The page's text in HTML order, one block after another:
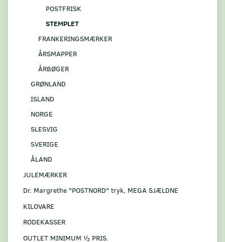
POSTFRISK
STEMPLET
FRANKERINGSMÆRKER
ÅRSMAPPER
ÅRBØGER
GRØNLAND
ISLAND
NORGE
SLESVIG
SVERIGE
ÅLAND
JULEMÆRKER
Dr. Margrethe "POSTNORD" tryk, MEGA SJÆLDNE
KILOVARE
RODEKASSER
OUTLET MINIMUM ½ PRIS.